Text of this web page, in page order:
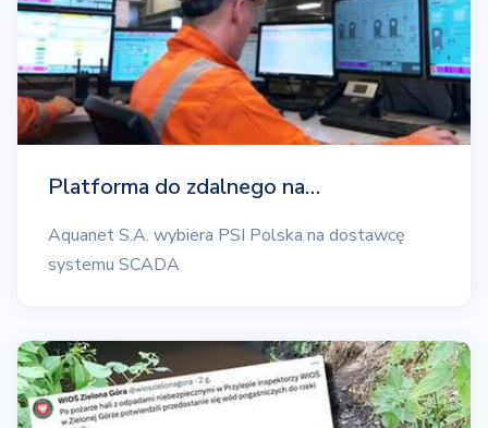
Platforma do zdalnego na…
Aquanet S.A. wybiera PSI Polska na dostawcę
systemu SCADA